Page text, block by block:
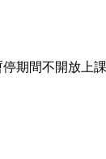
期間不開放上